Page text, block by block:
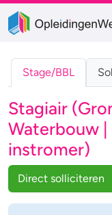
Stage/BBL
Stagiair
Waterbouw |
instromer)
Direct solliciteren